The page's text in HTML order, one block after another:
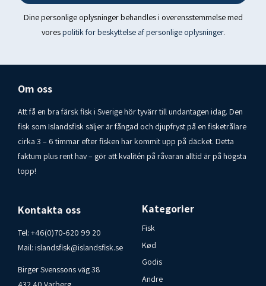
maks. 13%
Omega-3 fedtsyrer
Dine personlige oplysninger behandles i overensstemmelse med
vorespolitik for beskyttelse af personlige oplysninger.
Om oss
Att få en bra färsk fisk i Sverige hör tyvärr till undantagen idag. Den
fisk som Islandsfisk säljer är fångad och djupfryst på en fisketrålare
cirka 3 – 6 timmar efter fisken har kommit upp på däcket. Detta
faktum plus rent hav – gör att kvalitén på råvaran alltid är på högsta
topp!
Kontakta oss
Tel: +46(0)70-620 99 20
Mail: islandsfisk@islandsfisk.se
Birger Svenssons väg 38
Kategorier
Fisk
Kød
Godis
Andre